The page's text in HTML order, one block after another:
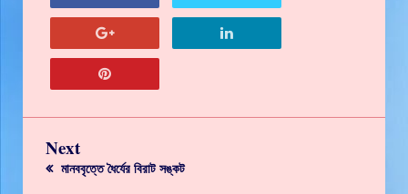
Next
মানববৃত্তে ধৈর্যের বিরাট সঙ্কট